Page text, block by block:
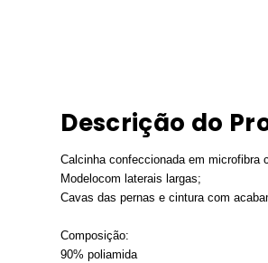
Descrição do
Calcinha confeccionada em microfibra
Modelocom laterais largas;
Cavas das pernas e cintura com
Composição:
90% poliamida